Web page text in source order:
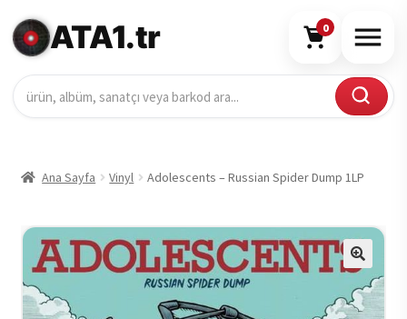
ATA1.tr 0
Ana Sayfa Vinyl Adolescents – Russian Spider Dump 1LP
🔍